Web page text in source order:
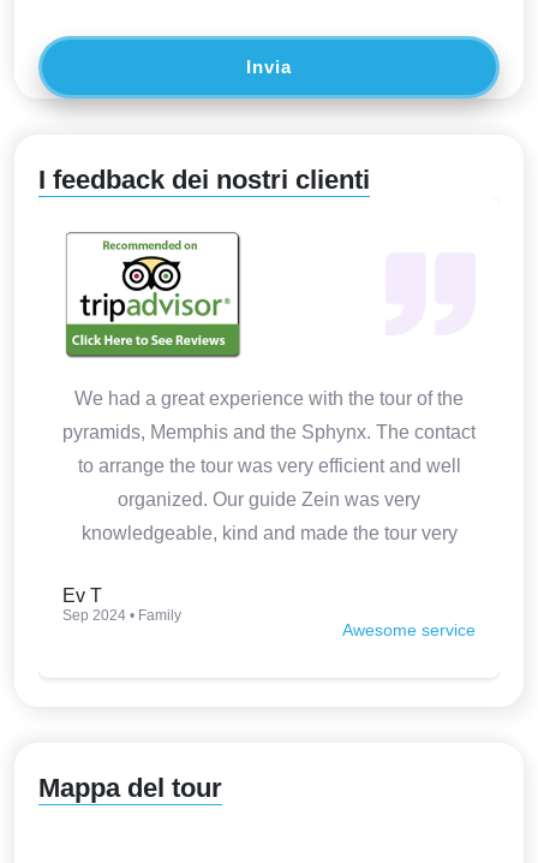
Invia
I feedback dei nostri clienti
We had a great experience with the tour of the
pyramids, Memphis and the Sphynx. The contact
to arrange the tour was very efficient and well
organized. Our guide Zein was very
knowledgeable, kind and made the tour very
Ev T
Sep 2024 • Family
Awesome service
Mappa del tour